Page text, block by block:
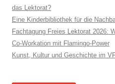
das Lektorat?
Eine Kinderbibliothek für die
Fachtagung Freies Lektorat 2026:
Co-Workation mit Flamingo-Power
Kunst, Kultur und Geschichte im